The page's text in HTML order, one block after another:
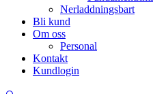
Nerladdningsbart
Bli kund
Om oss
Personal
Kontakt
Kundlogin